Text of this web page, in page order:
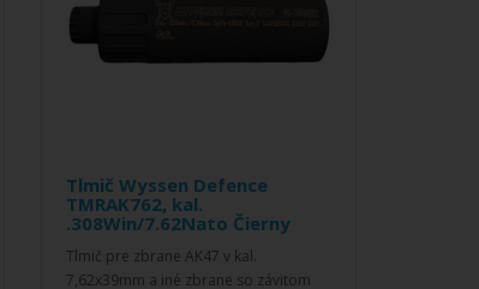
Tlmič Wyssen Defence
TMRAK762, kal.
.308Win/7.62Nato Čierny
Tlmič pre zbrane AK47 v kal.
7,62x39mm a iné zbrane so závitom